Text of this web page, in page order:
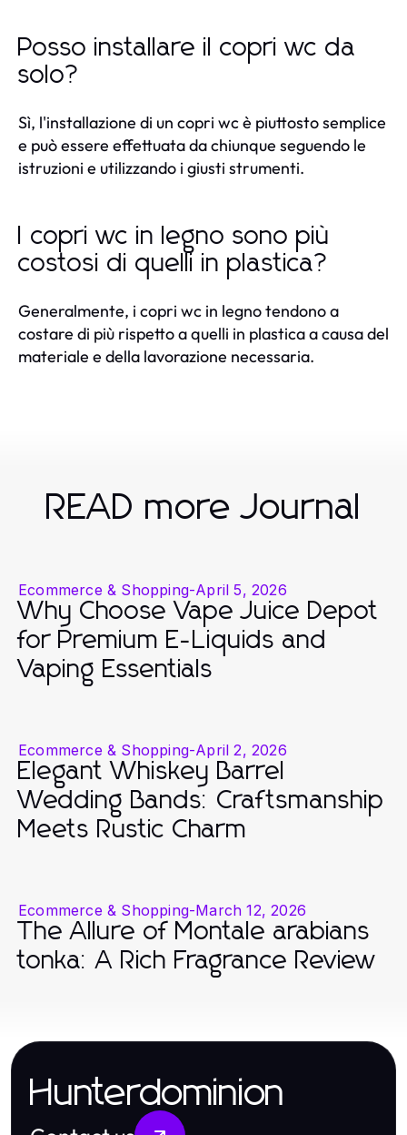
Posso installare il copri wc da
solo?
Sì, l'installazione di un copri wc è piuttosto semplice
e può essere effettuata da chiunque seguendo le
istruzioni e utilizzando i giusti strumenti.
I copri wc in legno sono più
costosi di quelli in plastica?
Generalmente, i copri wc in legno tendono a
costare di più rispetto a quelli in plastica a causa del
materiale e della lavorazione necessaria.
READ more Journal
Ecommerce & Shopping-April 5, 2026
Why Choose Vape Juice Depot
for Premium E-Liquids and
Vaping Essentials
Ecommerce & Shopping-April 2, 2026
Elegant Whiskey Barrel
Wedding Bands: Craftsmanship
Meets Rustic Charm
Ecommerce & Shopping-March 12, 2026
The Allure of Montale arabians
tonka: A Rich Fragrance Review
Hunterdominion